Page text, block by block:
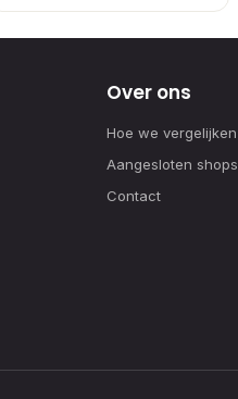
Over ons
Hoe we vergelijken
Aangesloten shops
Contact